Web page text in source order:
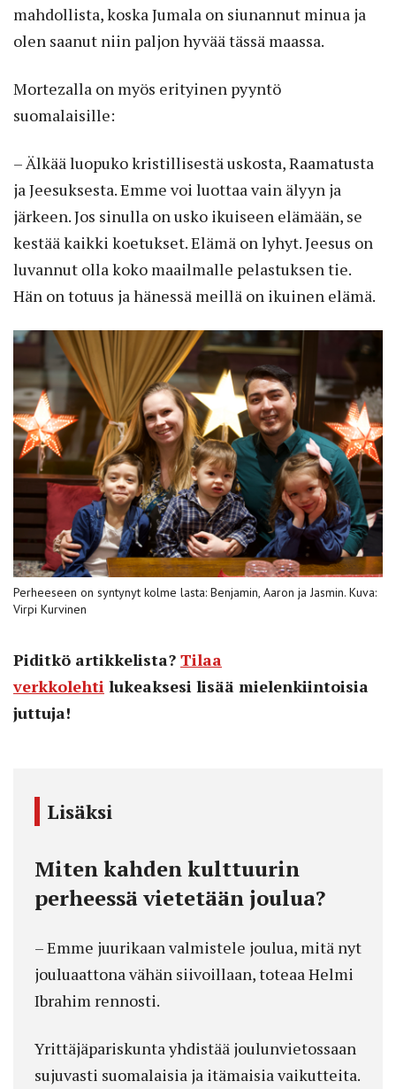
mahdollista, koska Jumala on siunannut minua ja
olen saanut niin paljon hyvää tässä maassa.
Mortezalla on myös erityinen pyyntö
suomalaisille:
– Älkää luopuko kristillisestä uskosta, Raamatusta
ja Jeesuksesta. Emme voi luottaa vain älyyn ja
järkeen. Jos sinulla on usko ikuiseen elämään, se
kestää kaikki koetukset. Elämä on lyhyt. Jeesus on
luvannut olla koko maailmalle pelastuksen tie.
Hän on totuus ja hänessä meillä on ikuinen elämä.
Perheeseen on syntynyt kolme lasta: Benjamin, Aaron ja Jasmin. Kuva:
Virpi Kurvinen
Piditkö artikkelista? Tilaa
verkkolehti lukeaksesi lisää mielenkiintoisia
juttuja!
Lisäksi
Miten kahden kulttuurin
perheessä vietetään joulua?
– Emme juurikaan valmistele joulua, mitä nyt
jouluaattona vähän siivoillaan, toteaa Helmi
Ibrahim rennosti.
Yrittäjäpariskunta yhdistää joulunvietossaan
sujuvasti suomalaisia ja itämaisia vaikutteita.